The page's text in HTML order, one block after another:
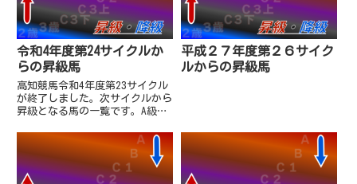
令和4年度第24サイクルか
らの昇級馬
高知競馬令和4年度第23サイクル
が終了しました。次サイクルから
昇級となる馬の一覧です。A級昇
したステラストラータはじめ上位
3頭がB級へ昇級しています。ま
た、3歳準重賞「土佐水木特別」
を勝利したユメノホノオは自
平成２７年度第２６サイク
ルからの昇級馬